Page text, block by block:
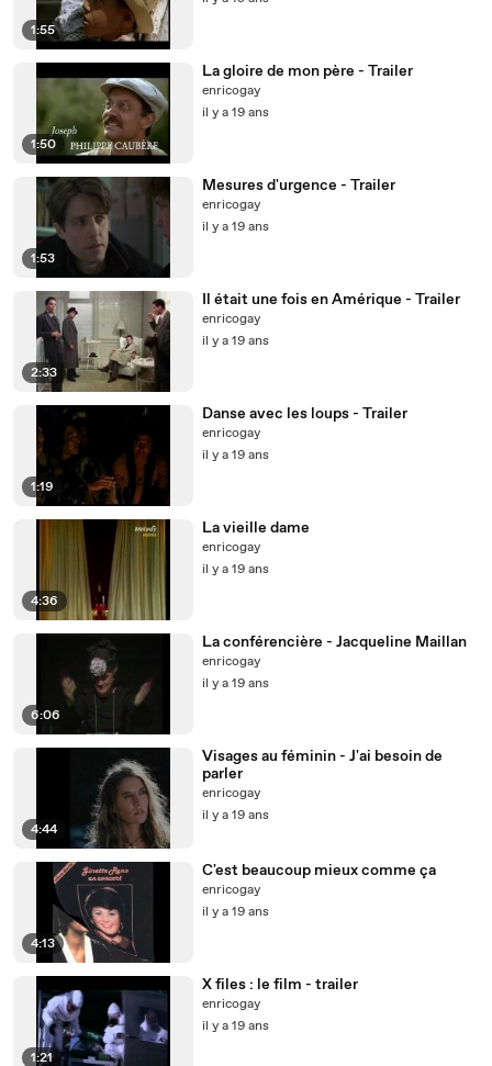
1:55
1:50
La gloire de mon père - Trailer
enricogay
il y a 19 ans
1:53
Mesures d'urgence - Trailer
enricogay
il y a 19 ans
2:33
Il était une fois en Amérique - Trailer
enricogay
il y a 19 ans
1:19
Danse avec les loups - Trailer
enricogay
il y a 19 ans
4:36
La vieille dame
enricogay
il y a 19 ans
6:06
La conférencière - Jacqueline Maillan
enricogay
il y a 19 ans
4:44
Visages au féminin - J'ai besoin de
parler
enricogay
il y a 19 ans
4:13
C'est beaucoup mieux comme ça
enricogay
il y a 19 ans
1:21
X files : le film - trailer
enricogay
il y a 19 ans